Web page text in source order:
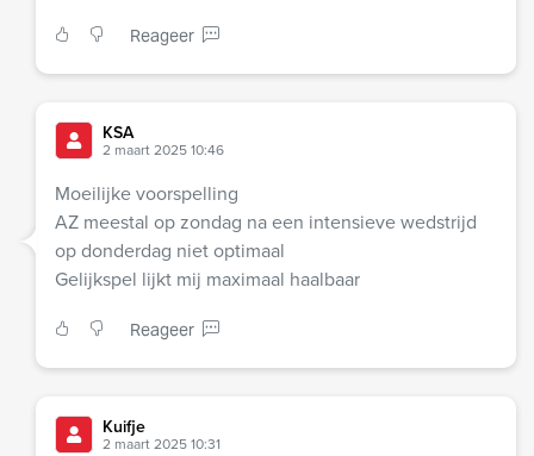
Reageer
KSA
2 maart 2025 10:46
Moeilijke voorspelling
AZ meestal op zondag na een intensieve wedstrijd
op donderdag niet optimaal
Gelijkspel lijkt mij maximaal haalbaar
Reageer
Kuifje
2 maart 2025 10:31